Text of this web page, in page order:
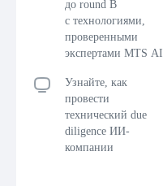
до round B
с технологиями,
проверенными
экспертами MTS AI
Узнайте, как
провести
технический due
diligence ИИ-
компании